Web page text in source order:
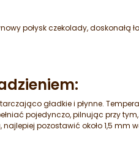
połysk czekolady, doskonałą
gładkie i płynne.
pojedynczo, pilnując przy
pozostawić około 1,5 mm